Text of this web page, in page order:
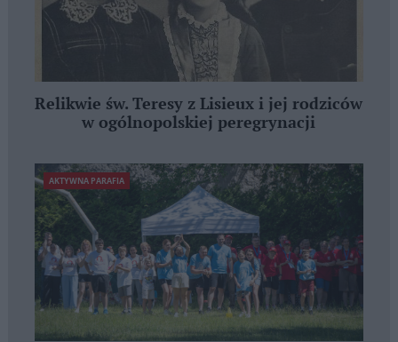
Relikwie św. Teresy z Lisieux i jej rodziców
w ogólnopolskiej peregrynacji
AKTYWNA PARAFIA